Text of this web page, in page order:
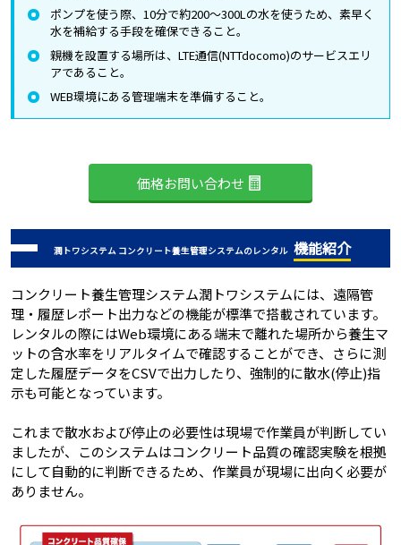
ポンプを使う際、10分で約200～300Lの水を使うため、素早く
水を補給する手段を確保できること。
親機を設置する場所は、LTE通信(NTTdocomo)のサービスエリ
アであること。
WEB環境にある管理端末を準備すること。
価格お問い合わせ
潤トワシステム コンクリート養生管理システムのレンタル 機能紹介
コンクリート養生管理システム潤トワシステムには、遠隔管
理・履歴レポート出力などの機能が標準で搭載されています。
レンタルの際にはWeb環境にある端末で離れた場所から養生マ
ットの含水率をリアルタイムで確認することができ、さらに測
定した履歴データをCSVで出力したり、強制的に散水(停止)指
示も可能となっています。
これまで散水および停止の必要性は現場で作業員が判断してい
ましたが、このシステムはコンクリート品質の確認実験を根拠
にして自動的に判断できるため、作業員が現場に出向く必要が
ありません。